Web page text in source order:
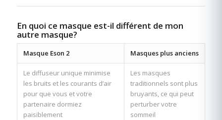
En quoi ce masque est-il différent de mon
autre masque?
Masque Eson 2 Masques plus anciens
Le diffuseur unique minimise
les bruits et les courants d’air
pour que vous et votre
partenaire dormiez
paisiblement
Les masques
traditionnels sont plus
bruyants, ce qui peut
perturber votre
sommeil